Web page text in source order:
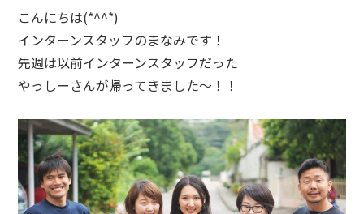
こんにちは(*^^*)
インターンスタッフのまなみです！
先週は以前インターンスタッフだった
やっしーさんが帰ってきました～！！